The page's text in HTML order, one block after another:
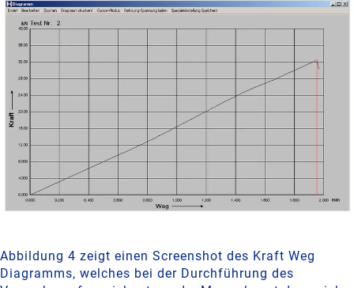
Abbildung 4 zeigt einen Screenshot des Kraft Weg
Diagramms, welches bei der Durchführung des